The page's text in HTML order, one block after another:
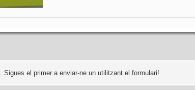
. Sigues el primer a enviar-ne un utilitzant el formulari!